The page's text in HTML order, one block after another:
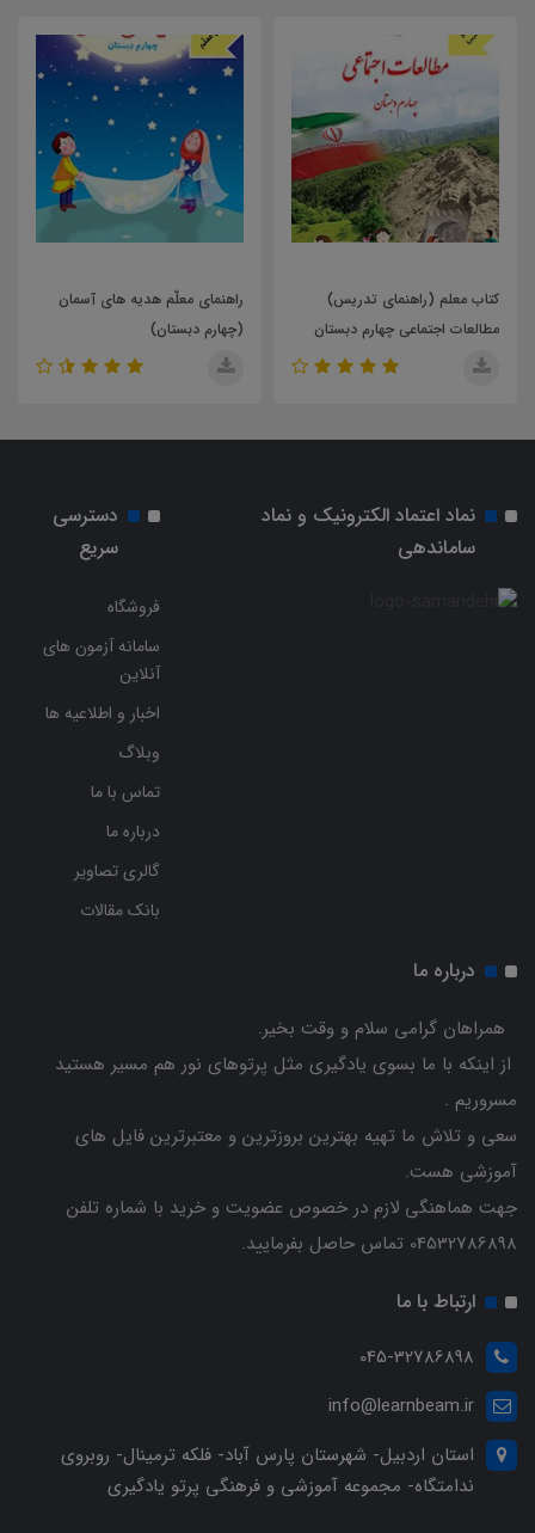
راهنمای معلّم هدیه های آسمان
(چهارم دبستان)
کتاب معلم (راهنمای تدریس)
آموزش قرآن پایه ی سوم دبستان
نماد اعتماد الکترونیک و نماد
ساماندهی
دسترسی
سریع
فروشگاه
سامانه آزمون های
آنلاین
اخبار و اطلاعیه ها
وبلاگ
تماس با ما
درباره ما
گالری تصاویر
بانک مقالات
درباره ما
همراهان گرامی سلام و وقت بخیر.
از اینکه با ما بسوی یادگیری مثل پرتوهای نور هم مسیر هستید
مسروریم .
سعی و تلاش ما تهیه بهترین بروزترین و معتبرترین فایل های
آموزشی هست.
جهت هماهنگی لازم در خصوص عضویت و خرید با شماره تلفن
04532786898 تماس حاصل بفرمایید.
ارتباط با ما
045-32786898
info@learnbeam.ir
استان اردبیل- شهرستان پارس آباد- فلکه ترمینال- روبروی
ندامتگاه- مجموعه آموزشی و فرهنگی پرتو یادگیری